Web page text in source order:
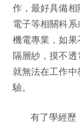
作，最好具備相
電⼦等相關科
機電專業，如
隔層紗，摸不
就無法在工作
驗。
有了學經歷